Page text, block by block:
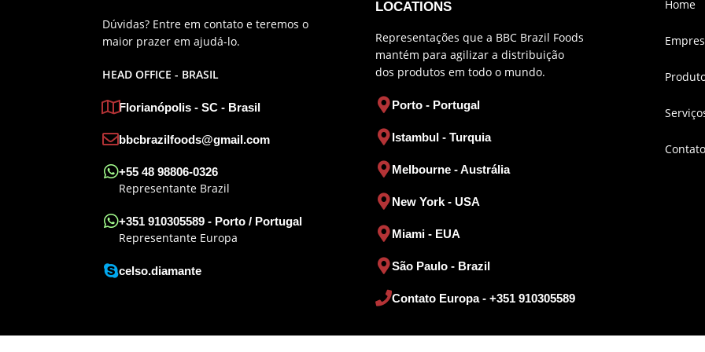
Dúvidas? Entre em contato e teremos o
maior prazer em ajudá-lo.
HEAD OFFICE - BRASIL
Florianópolis - SC - Brasil
bbcbrazilfoods@gmail.com
+55 48 98806-0326
Representante Brazil
+351 910305589 - Porto / Portugal
Representante Europa
celso.diamante
LOCATIONS
Representações que a BBC Brazil Foods
mantém para agilizar a distribuição
dos produtos em todo o mundo.
Porto - Portugal
Istambul - Turquia
Melbourne - Austrália
New York - USA
Miami - EUA
São Paulo - Brazil
Contato Europa - +351 910305589
Home
Contato